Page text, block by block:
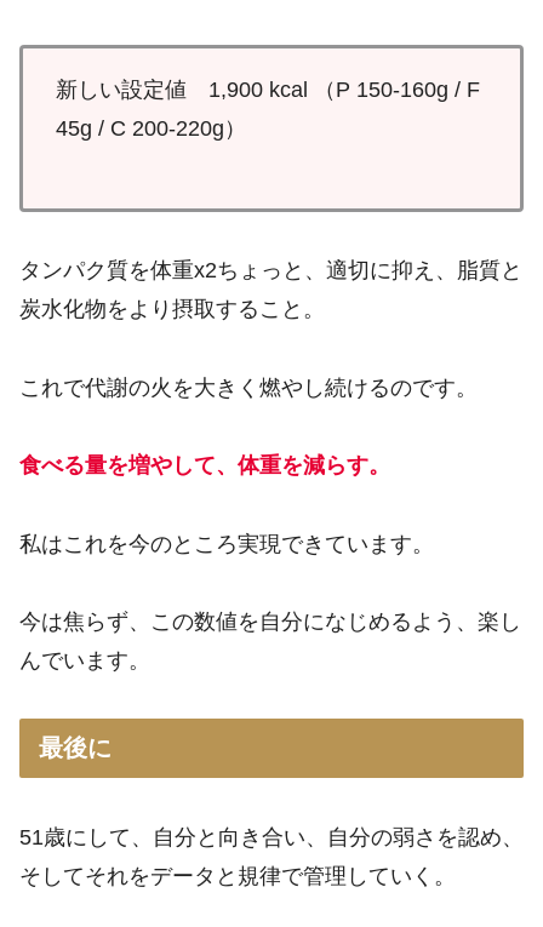
新しい設定値 1,900 kcal （P 150-160g / F
45g / C 200-220g）
タンパク質を体重x2ちょっと、適切に抑え、脂質と
炭水化物をより摂取すること。
これで代謝の火を大きく燃やし続けるのです。
食べる量を増やして、体重を減らす。
私はこれを今のところ実現できています。
今は焦らず、この数値を自分になじめるよう、楽し
んでいます。
最後に
51歳にして、自分と向き合い、自分の弱さを認め、
そしてそれをデータと規律で管理していく。